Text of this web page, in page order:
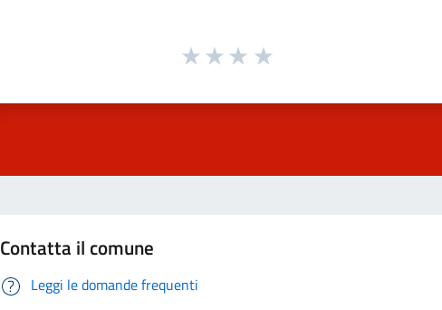
Contatta il comune
Leggi le domande frequenti